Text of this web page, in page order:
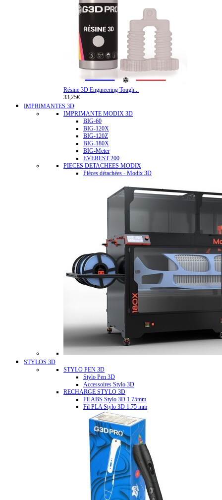
Résine 3D Engineering Tough...
33,25€
IMPRIMANTES 3D
IMPRIMANTE MODIX 3D
BIG-60
BIG-120X
BIG-120Z
BIG-180X
BIG-Meter
EVEREST-200
PIECES DETACHEES MODIX
Pièces détachées - Modix 3D
STYLOS 3D
STYLO PEN 3D
Stylo Pen 3D
Accessoires Stylo 3D
RECHARGE STYLO 3D
Fil ABS Stylo 3D 1.75mm
Fil PLA Stylo 3D 1.75 mm